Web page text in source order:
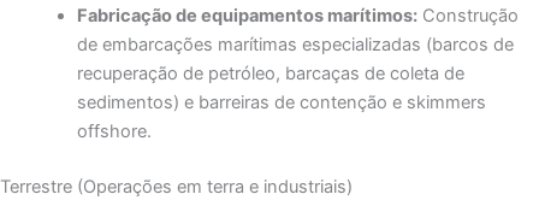
Fabricação de equipamentos marítimos:Construção
de embarcações marítimas especializadas (barcos de
recuperação de petróleo, barcaças de coleta de
sedimentos) e barreiras de contenção e skimmers
offshore.
Terrestre (Operações em terra e industriais)